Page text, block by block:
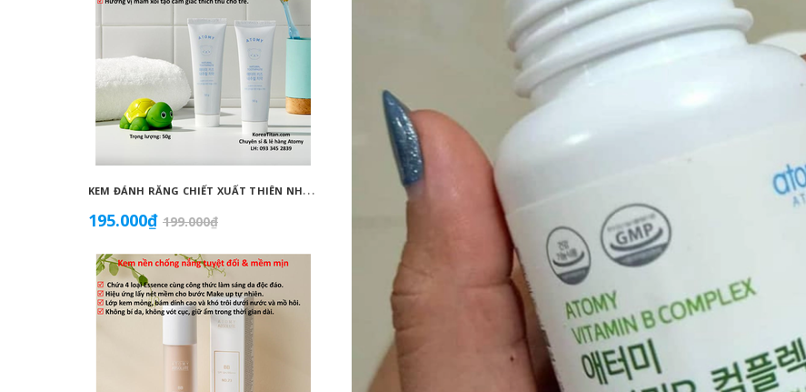
K
EM ĐÁNH RĂNG CHIẾT XUẤT THIÊN NHIÊN KHÔNG CHỨA FLORUA AN TOÀN DÀNH CHO TRẺ EM ( 50G) - ATOMY KID NATURAL TOOTHPASTE (NON FLUORIDE) - 애터미 키즈 내추럴 치약 - НАТУРАЛЬНАЯ ДЕТСКАЯ ЗУБНАЯ ПАСТА ATOMY
195.000₫ 199.000₫
1.125.000₫